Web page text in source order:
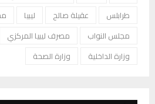
طرابلس
عقيلة صالح ليبيا
مجلس النواب
مصرف ليبيا المركزي
وزارة الداخلية
وزارة الصحة